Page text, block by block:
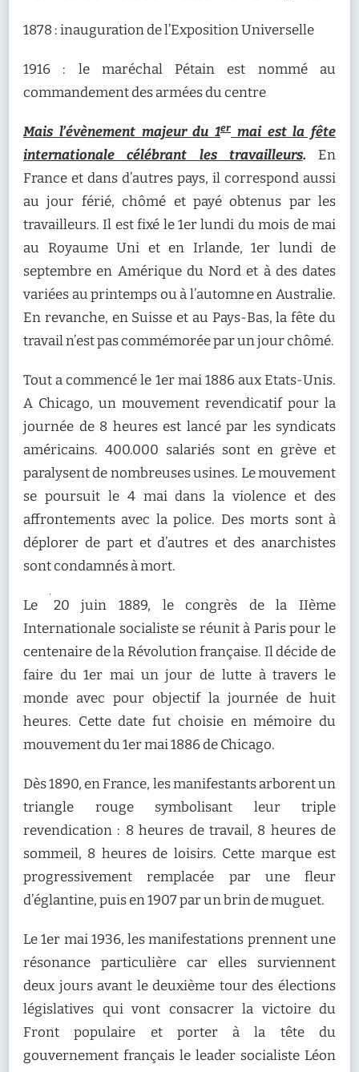
1878 : inauguration de l’Exposition Universelle
1916 : le maréchal Pétain est nommé au
commandement des armées du centre
Mais l’évènement majeur du 1er mai est la fête
internationale célébrant les travailleurs. En
France et dans d’autres pays, il correspond aussi
au jour férié, chômé et payé obtenus par les
travailleurs. Il est fixé le 1er lundi du mois de mai
au Royaume Uni et en Irlande, 1er lundi de
septembre en Amérique du Nord et à des dates
variées au printemps ou à l’automne en Australie.
En revanche, en Suisse et au Pays-Bas, la fête du
travail n’est pas commémorée par un jour chômé.
Tout a commencé le 1er mai 1886 aux Etats-Unis.
A Chicago, un mouvement revendicatif pour la
journée de 8 heures est lancé par les syndicats
américains. 400.000 salariés sont en grève et
paralysent de nombreuses usines. Le mouvement
se poursuit le 4 mai dans la violence et des
affrontements avec la police. Des morts sont à
déplorer de part et d’autres et des anarchistes
sont condamnés à mort.
Le
20 juin 1889, le congrès de la IIème
Internationale socialiste se réunit à Paris pour le
centenaire de la Révolution française. Il décide de
faire du 1er mai un jour de lutte à travers le
monde avec pour objectif la journée de huit
heures. Cette date fut choisie en mémoire du
mouvement du 1er mai 1886 de Chicago.
Dès 1890, en France, les manifestants arborent un
triangle rouge symbolisant leur triple
revendication : 8 heures de travail, 8 heures de
sommeil, 8 heures de loisirs. Cette marque est
progressivement remplacée par une fleur
d’églantine, puis en 1907 par un brin de muguet.
Le 1er mai 1936, les manifestations prennent une
résonance particulière car elles surviennent
deux jours avant le deuxième tour des élections
législatives qui vont consacrer la victoire du
Front populaire et porter à la tête du
gouvernement français le leader socialiste Léon